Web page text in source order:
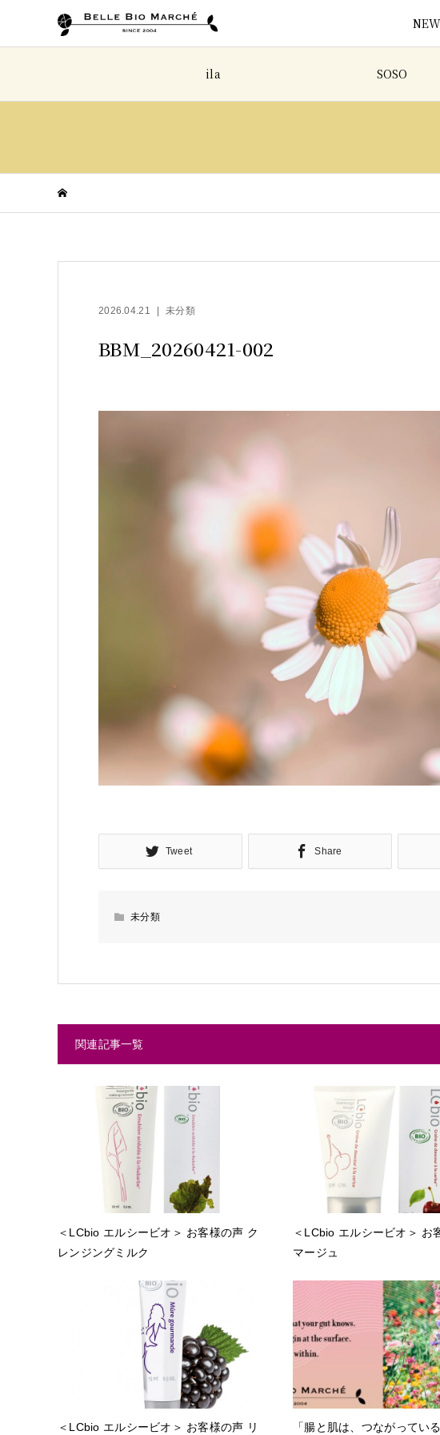
ila SOSO
2026.04.21 未分類
BBM_20260421-002
Tweet Share
未分類
関連記事一覧
＜LCbio エルシービオ＞ お客様の声 ク
レンジングミルク
＜LCbio エルシービオ＞ お
マージュ
＜LCbio エルシービオ＞ お客様の声 リ 「腸と肌は、つながってい